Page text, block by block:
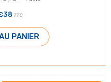
TTC
PANIER